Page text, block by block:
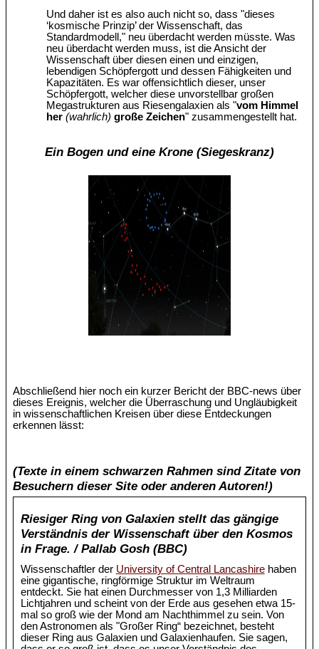
Und daher ist es also auch nicht so, dass "dieses
‘kosmische Prinzip’ der Wissenschaft, das
Standardmodell," neu überdacht werden müsste. Was
neu überdacht werden muss, ist die Ansicht der
Wissenschaft über diesen einen und einzigen,
lebendigen Schöpfergott und dessen Fähigkeiten und
Kapazitäten. Es war offensichtlich dieser, unser
Schöpfergott, welcher diese unvorstellbar großen
Megastrukturen aus Riesengalaxien als "vom Himmel
her(wahrlich) große Zeichen" zusammengestellt hat.
Ein Bogen und eine Krone (Siegeskranz)
Abschließend hier noch ein kurzer Bericht der BBC-news über
dieses Ereignis, welcher die Überraschung und Ungläubigkeit
in wissenschaftlichen Kreisen über diese Entdeckungen
erkennen lässt:
(Texte in einem schwarzen Rahmen sind Zitate von
Besuchern dieser Site oder anderen Autoren!)
Riesiger Ring von Galaxien stellt das gängige
Verständnis der Wissenschaft über den Kosmos
in Frage. / Pallab Gosh (BBC)
Wissenschaftler der University of Central Lancashirehaben
eine gigantische, ringförmige Struktur im Weltraum
entdeckt. Sie hat einen Durchmesser von 1,3 Milliarden
Lichtjahren und scheint von der Erde aus gesehen etwa 15-
mal so groß wie der Mond am Nachthimmel zu sein. Von
den Astronomen als "Großer Ring“ bezeichnet, besteht
dieser Ring aus Galaxien und Galaxienhaufen. Sie sagen,